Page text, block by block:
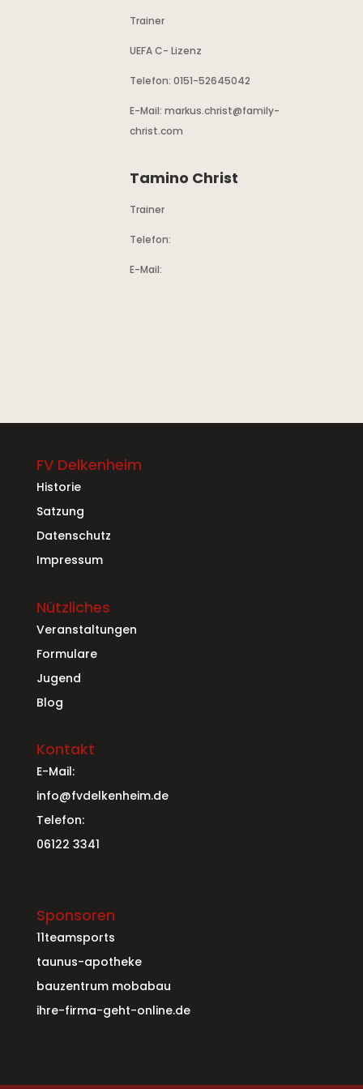
Trainer
UEFA C- Lizenz
Telefon: 0151-52645042
E-Mail: markus.christ@family-
christ.com
Tamino Christ
Trainer
Telefon:
E-Mail:
FV Delkenheim
Historie
Satzung
Datenschutz
Impressum
Nützliches
Veranstaltungen
Formulare
Jugend
Blog
Kontakt
E-Mail:
info@fvdelkenheim.de
Telefon:
06122 3341
Sponsoren
11teamsports
taunus-apotheke
bauzentrum mobabau
ihre-firma-geht-online.de